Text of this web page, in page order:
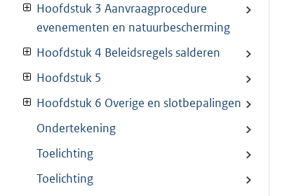
Hoofdstuk 3 Aanvraagprocedure
evenementen en natuurbescherming
Hoofdstuk 4 Beleidsregels salderen
Hoofdstuk 5
Hoofdstuk 6 Overige en slotbepalingen
Ondertekening
Toelichting
Toelichting